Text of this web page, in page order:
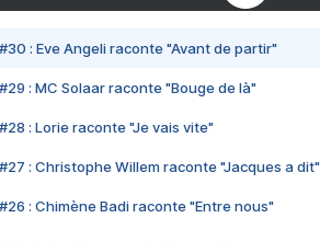
#30 : Eve Angeli raconte "Avant de partir"
#29 : MC Solaar raconte "Bouge de là"
#28 : Lorie raconte "Je vais vite"
#27 : Christophe Willem raconte "Jacques a dit"
#26 : Chimène Badi raconte "Entre nous"